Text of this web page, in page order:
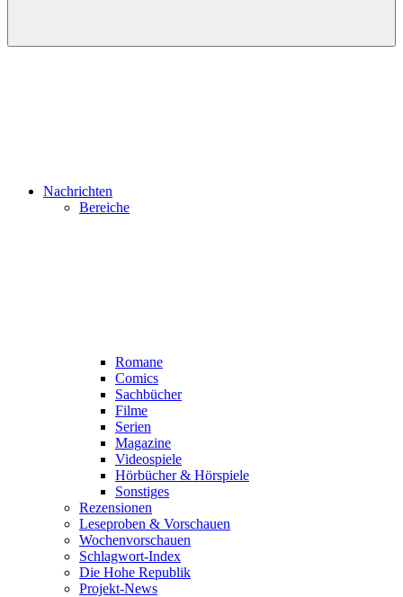
Nachrichten
Bereiche
Romane
Comics
Sachbücher
Filme
Serien
Magazine
Videospiele
Hörbücher & Hörspiele
Sonstiges
Rezensionen
Leseproben & Vorschauen
Wochenvorschauen
Schlagwort-Index
Die Hohe Republik
Projekt-News